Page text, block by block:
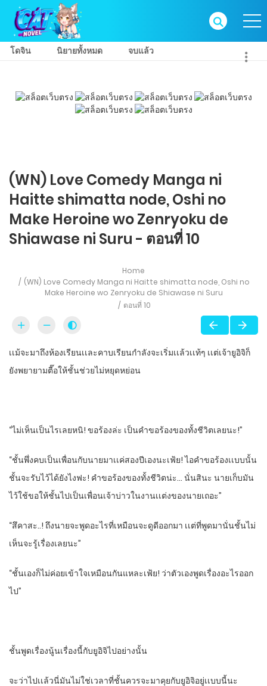
โดจิน นิยายทั้งหมด จบแล้ว
(WN) Love Comedy Manga ni
Haitte​ shimatta node, Oshi no
Make Heroine wo Zenryoku de
Shiawase ni Suru - ตอนที่ 10
Home
(WN) Love Comedy Manga ni Haitte​ shimatta node, Oshi no
Make Heroine wo Zenryoku de Shiawase ni Suru
ตอนที่ 10
เเม้จะมาถึงห้องเรียนเเละคาบเรียนกําลังจะเริ่มเเล้วเเท้ๆ​ เเต่เจ้ายูอิจิก็
ยังพยายามตื๊อ​ให้ชั้นช่วยไม่หยุดหย่อน
“ไม่เห็นเป็นไรเลยหนิ! ขอร้องล่ะ​ เป็นคําขอร้อง​ของทั้งชีวิตเลยนะ!”
“ชั้นพึ่งคบเป็นเพื่อนกับนายมาเเค่​สองปีเองนะเฟ้ย! ไอคําขอร้องเเบบนั้น
ชั้นจะรับไว้ได้ยังไงฟะ! คําขอร้องของทั้งชีวิตน่ะ… นั่นสินะ นายเก็บมัน
ไว้ใช้​ขอให้ชั้นไปเป็นเพื่อนเจ้าบ่าวในงานเเต่งของนายเถอะ”
“สึคาสะ..! ถึงนายจะพูดอะไรที่เหมือนจะดูดีออกมา เเต่ที่พูดมานั่นชั้นไม่
เห็นจะรู้เรื่องเลยนะ”
“ชั้นเองก็ไม่ค่อยเข้าใจเหมือนกันแหละเฟ้ย! ว่าตัวเองพูดเรื่องอะไรออก
ไป​”
ชั้นพูดเรื่องนู้นเรื่องนี้กับยูอิจิไปอย่างนั้น
จะว่าไปเเล้วนี่มันไม่ใช่เวลาที่ชั้นควรจะมาคุยกับยูอิจิอยู่เเบบนี้นะ